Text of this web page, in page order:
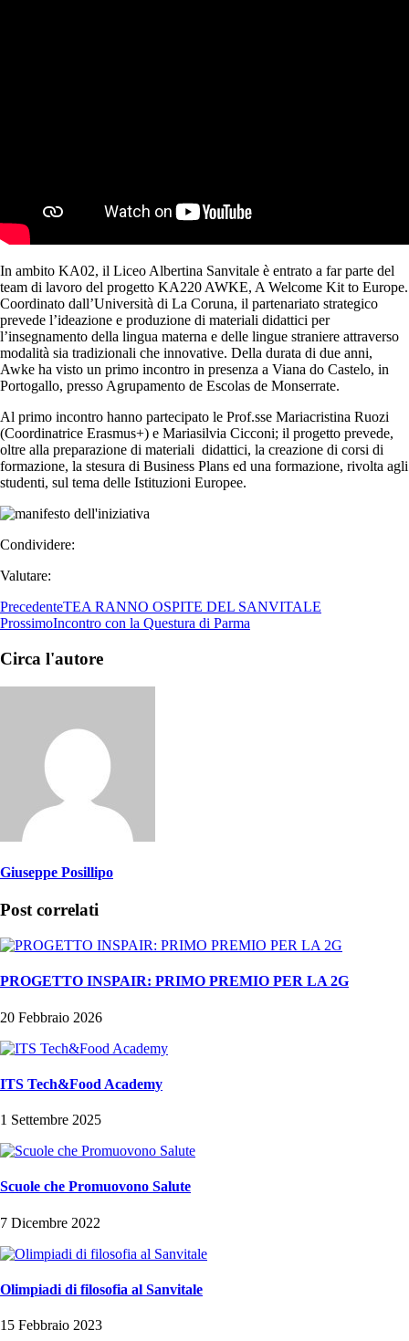
In ambito KA02, il Liceo Albertina Sanvitale è entrato a far parte del
team di lavoro del progetto KA220 AWKE, A Welcome Kit to Europe.
Coordinato dall’Università di La Coruna, il partenariato strategico
prevede l’ideazione e produzione di materiali didattici per
l’insegnamento della lingua materna e delle lingue straniere attraverso
modalità sia tradizionali che innovative. Della durata di due anni,
Awke ha visto un primo incontro in presenza a Viana do Castelo, in
Portogallo, presso Agrupamento de Escolas de Monserrate.
Al primo incontro hanno partecipato le Prof.sse Mariacristina Ruozi
(Coordinatrice Erasmus+) e Mariasilvia Cicconi; il progetto prevede,
oltre alla preparazione di materiali didattici, la creazione di corsi di
formazione, la stesura di Business Plans ed una formazione, rivolta agli
studenti, sul tema delle Istituzioni Europee.
Condividere:
Valutare:
PrecedenteTEA RANNO OSPITE DEL SANVITALE
ProssimoIncontro con la Questura di Parma
Circa l'autore
Giuseppe Posillipo
Post correlati
PROGETTO INSPAIR: PRIMO PREMIO PER LA 2G
20 Febbraio 2026
ITS Tech&Food Academy
1 Settembre 2025
Scuole che Promuovono Salute
7 Dicembre 2022
Olimpiadi di filosofia al Sanvitale
15 Febbraio 2023